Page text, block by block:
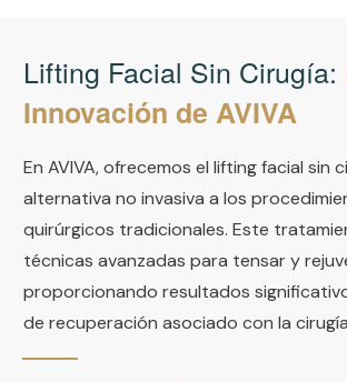
Lifting Facial Sin Cirugía:
Innovación de AVIVA
En AVIVA, ofrecemos el lifting facial sin
alternativa no invasiva a los
quirúrgicos tradicionales. Este
técnicas avanzadas para tensar y
proporcionando resultados
de recuperación asociado con la